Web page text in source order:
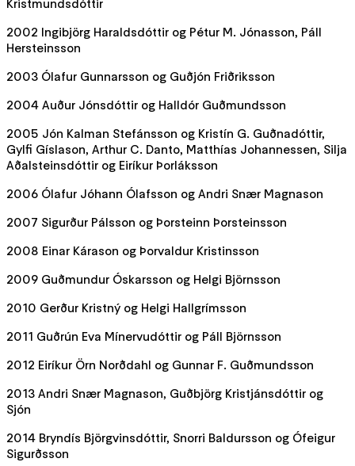
Kristmundsdóttir
2002 Ingibjörg Haraldsdóttir og Pétur M. Jónasson, Páll
Hersteinsson
2003 Ólafur Gunnarsson og Guðjón Friðriksson
2004 Auður Jónsdóttir og Halldór Guðmundsson
2005 Jón Kalman Stefánsson og Kristín G. Guðnadóttir,
Gylfi Gíslason, Arthur C. Danto, Matthías Johannessen, Silja
Aðalsteinsdóttir og Eiríkur Þorláksson
2006 Ólafur Jóhann Ólafsson og Andri Snær Magnason
2007 Sigurður Pálsson og Þorsteinn Þorsteinsson
2008 Einar Kárason og Þorvaldur Kristinsson
2009 Guðmundur Óskarsson og Helgi Björnsson
2010 Gerður Kristný og Helgi Hallgrímsson
2011 Guðrún Eva Mínervudóttir og Páll Björnsson
2012 Eiríkur Örn Norðdahl og Gunnar F. Guðmundsson
2013 Andri Snær Magnason, Guðbjörg Kristjánsdóttir og
Sjón
2014 Bryndís Björgvinsdóttir, Snorri Baldursson og Ófeigur
Sigurðsson